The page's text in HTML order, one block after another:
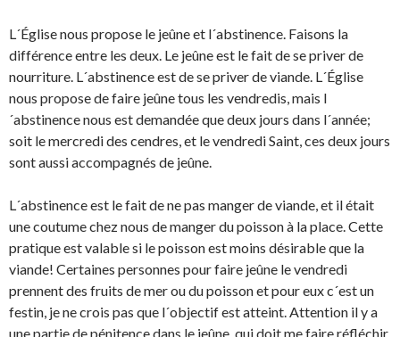
L´Église nous propose le jeûne et l´abstinence. Faisons la
différence entre les deux. Le jeûne est le fait de se priver de
nourriture. L´abstinence est de se priver de viande. L´Église
nous propose de faire jeûne tous les vendredis, mais l
´abstinence nous est demandée que deux jours dans l´année;
soit le mercredi des cendres, et le vendredi Saint, ces deux jours
sont aussi accompagnés de jeûne.
L´abstinence est le fait de ne pas manger de viande, et il était
une coutume chez nous de manger du poisson à la place. Cette
pratique est valable si le poisson est moins désirable que la
viande! Certaines personnes pour faire jeûne le vendredi
prennent des fruits de mer ou du poisson et pour eux c´est un
festin, je ne crois pas que l´objectif est atteint. Attention il y a
une partie de pénitence dans le jeûne, qui doit me faire réfléchir